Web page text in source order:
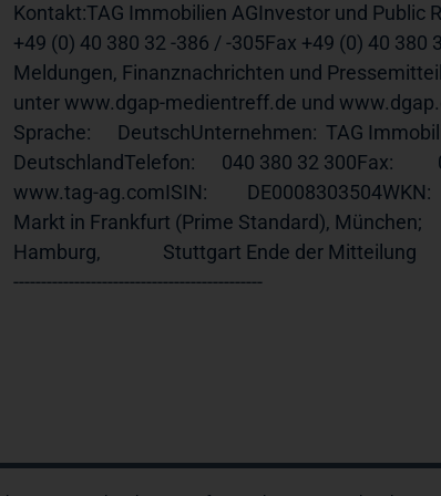
Kontakt:TAG Immobilien AGInvestor und Public
+49 (0) 40 380 32 -386 / -305Fax +49 (0) 40
Meldungen, Finanznachrichten und
unter www.dgap-medientreff.de und
Sprache:      DeutschUnternehmen:  TAG
www.tag-ag.comISIN:
Markt in Frankfurt (Prime Standard), München;
Hamburg,              Stuttgart Ende der Mitteilung
---------------------------------------------